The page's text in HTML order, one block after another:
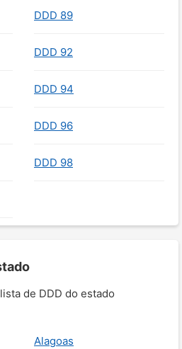
DDD 89
DDD 92
DDD 94
DDD 96
DDD 98
de DDD do estado
Alagoas